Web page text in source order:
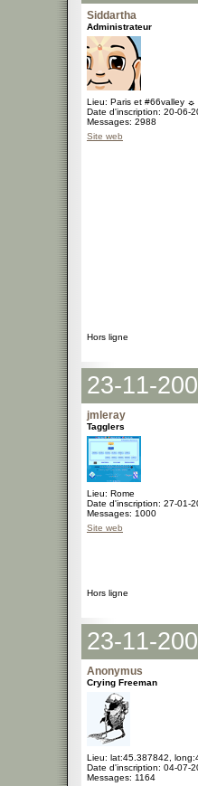
Siddartha
Administrateur
Lieu: Paris et #66valley ☼
Date d'inscription: 20-06-
Messages: 2988
Site web
Hors ligne
23-11-
jmleray
Tagglers
Lieu: Rome
Date d'inscription: 27-01-
Messages: 1000
Site web
Hors ligne
23-11-
Anonymus
Crying Freeman
Lieu: lat:45.387842,
Date d'inscription: 04-07-
Messages: 1164